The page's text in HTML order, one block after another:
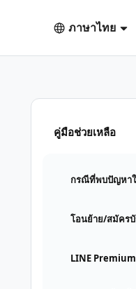
ภาษาไทย
คู่มือช่วยเหลือ
กรณีที่พบปัญหาใ
โอนย้าย/สมัคร
LINE Premium